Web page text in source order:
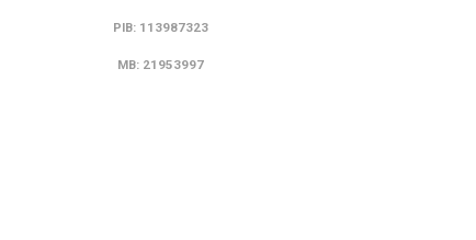
PIB: 113987323
MB: 21953997